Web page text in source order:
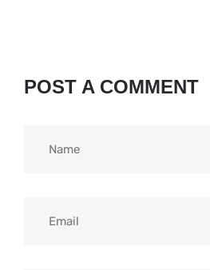
POST A COMMENT